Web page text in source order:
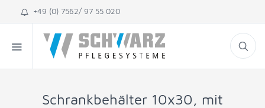
+49 (0) 7562/ 97 55 020
Schrankbehälter 10x30, mit